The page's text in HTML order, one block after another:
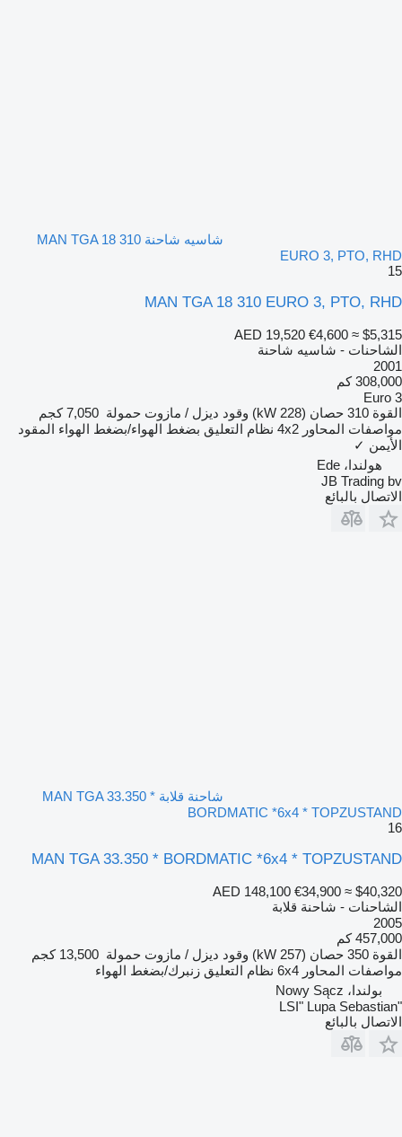
شاسيه شاحنة MAN TGA 18 310
EURO 3, PTO, RHD
15
MAN TGA 18 310 EURO 3, PTO, RHD
AED 19,520 €4,600 ≈ $5,315
الشاحنات - شاسيه شاحنة
2001
308,000 كم
Euro 3
القوة 310 حصان (228 kW) وقود ديزل / مازوت حمولة 7,050 كجم
مواصفات المحاور 4x2 نظام التعليق بضغط الهواء/بضغط الهواء المقود
الأيمن ✓
هولندا، Ede
JB Trading bv
الاتصال بالبائع
شاحنة قلابة MAN TGA 33.350 *
BORDMATIC *6x4 * TOPZUSTAND
16
MAN TGA 33.350 * BORDMATIC *6x4 * TOPZUSTAND
AED 148,100 €34,900 ≈ $40,320
الشاحنات - شاحنة قلابة
2005
457,000 كم
القوة 350 حصان (257 kW) وقود ديزل / مازوت حمولة 13,500 كجم
مواصفات المحاور 6x4 نظام التعليق زنبرك/بضغط الهواء
بولندا، Nowy Sącz
"LSI" Lupa Sebastian
الاتصال بالبائع